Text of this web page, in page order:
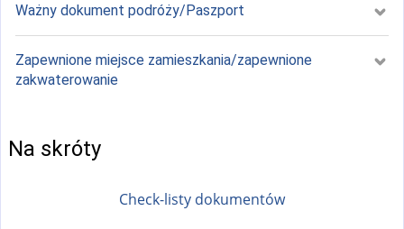
Ważny dokument podróży/Paszport
Zapewnione miejsce zamieszkania/zapewnione
zakwaterowanie
Na skróty
Check-listy dokumentów